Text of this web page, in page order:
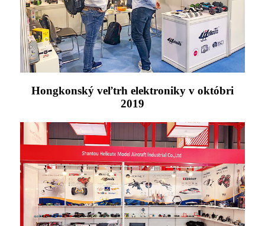
Hongkonský veľtrh elektroniky v októbri
2019